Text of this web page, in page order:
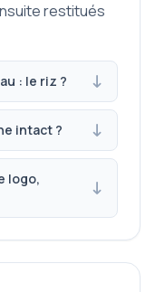
restitués
: le riz ?
intact ?
logo,